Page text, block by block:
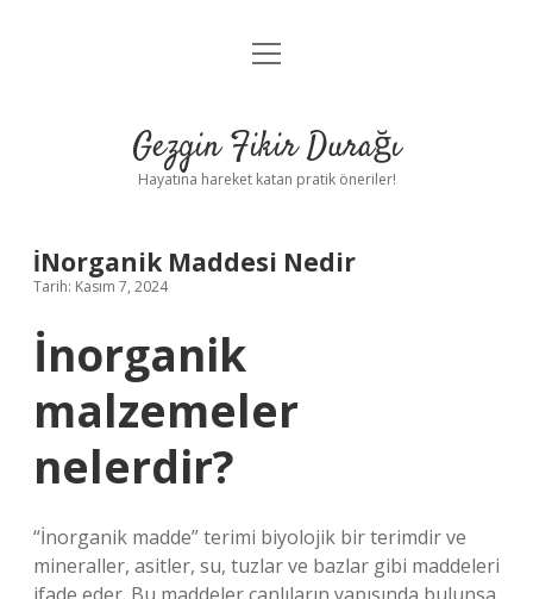
Anasayfa
Yasal Uyarı
menüyü
Gezgin Fikir Durağı
Hayatına hareket katan pratik öneriler!
İNorganik Maddesi Nedir
Tarih: Kasım 7, 2024
İnorganik
malzemeler
nelerdir?
“İnorganik madde” terimi biyolojik bir terimdir ve
mineraller, asitler, su, tuzlar ve bazlar gibi maddeleri